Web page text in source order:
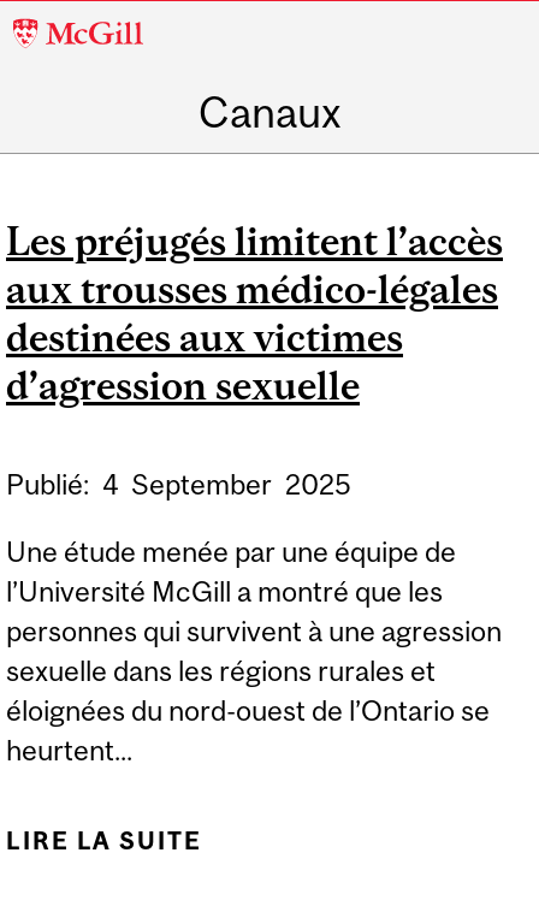
McGill
Canaux
Les préjugés limitent l’accès
aux trousses médico-légales
destinées aux victimes
d’agression sexuelle
Publié: 4 September 2025
Une étude menée par une équipe de
l’Université McGill a montré que les
personnes qui survivent à une agression
sexuelle dans les régions rurales et
éloignées du nord-ouest de l’Ontario se
heurtent...
LIRE LA SUITE